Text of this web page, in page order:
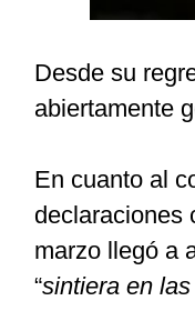
Desde su
abiertamente
En cuanto al
declaraciones
marzo llegó a
“sintiera en